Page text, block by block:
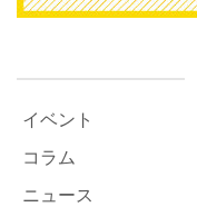
イベント
コラム
ニュース